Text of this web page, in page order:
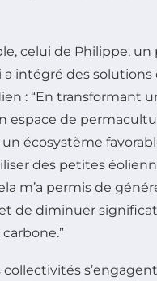
celui de Philippe, un
intégré des solutions
: “En transformant
espace de
écosystème
des petites
m’a permis de
de diminuer
s’engagent